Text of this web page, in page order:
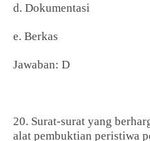
d. Dokumentasi
e. Berkas
Jawaban: D
20. Surat-surat yang
alat pembuktian peristiwa